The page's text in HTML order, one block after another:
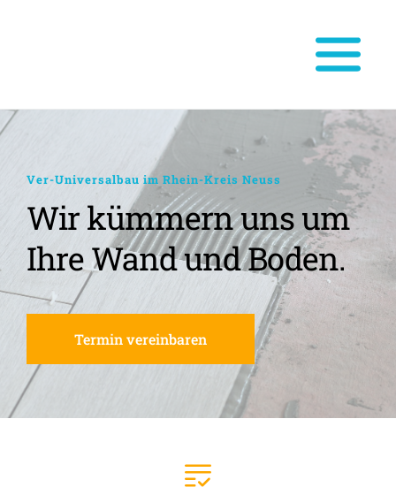
Ver-Universalbau im Rhein-Kreis Neuss
Wir kümmern uns um
Ihre Wand und Boden.
Termin vereinbaren